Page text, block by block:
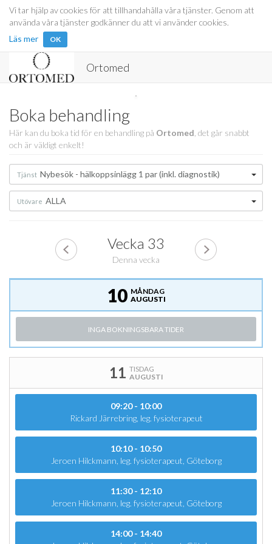
Vi tar hjälp av cookies för att tillhandahålla våra tjänster. Genom att
använda våra tjänster godkänner du att vi använder cookies.
Läs mer
OK
Ortomed
Boka behandling
Här kan du boka tid för en behandling på Ortomed , det går snabbt
och är väldigt enkelt!
Tjänst Nybesök - hälkoppsinlägg 1 par (inkl. diagnostik)
Utövare ALLA
Vecka 33
Denna vecka
10 MÅNDAG
AUGUSTI
INGA BOKNINGSBARA TIDER
11 TISDAG
AUGUSTI
09:20 - 10:00
Rickard Järrebring, leg. fysioterapeut
10:10 - 10:50
Jeroen Hilckmann, leg. fysioterapeut, Göteborg
11:30 - 12:10
Jeroen Hilckmann, leg. fysioterapeut, Göteborg
14:00 - 14:40